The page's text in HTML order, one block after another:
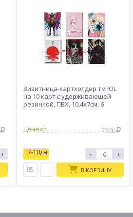
+
Визитница-картхолдер тм ЮL
на 10 карт с удерживающей
резинкой, ПВХ, 10,4х7см, 6
дизайнов
73.00
7-10дн - +
В КОРЗИНУ